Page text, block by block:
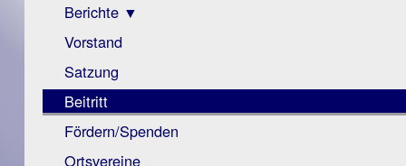
Visus
Zeitschrift
Monokular
Mac
Instagram-
Links
Berichte ▼
Archiv
Berichte
Vorstand
Satzung
Beitritt
Fördern/Spenden
Ortsvereine